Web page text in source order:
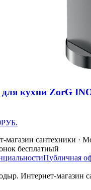
для кухни ZorG
РУБ.
магазин сантехники ·
бесплатный
Публичная
Интернет-магазин